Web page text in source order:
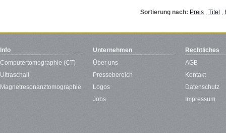
Sortierung nach: Preis , Titel ,
Info
Computertomographie (CT)
Ultraschall
Magnetresonanztomographie
Unternehmen
Über uns
Pressebereich
Logos
Jobs
Rechtliches
AGB
Kontakt
Datenschutz
Impressum